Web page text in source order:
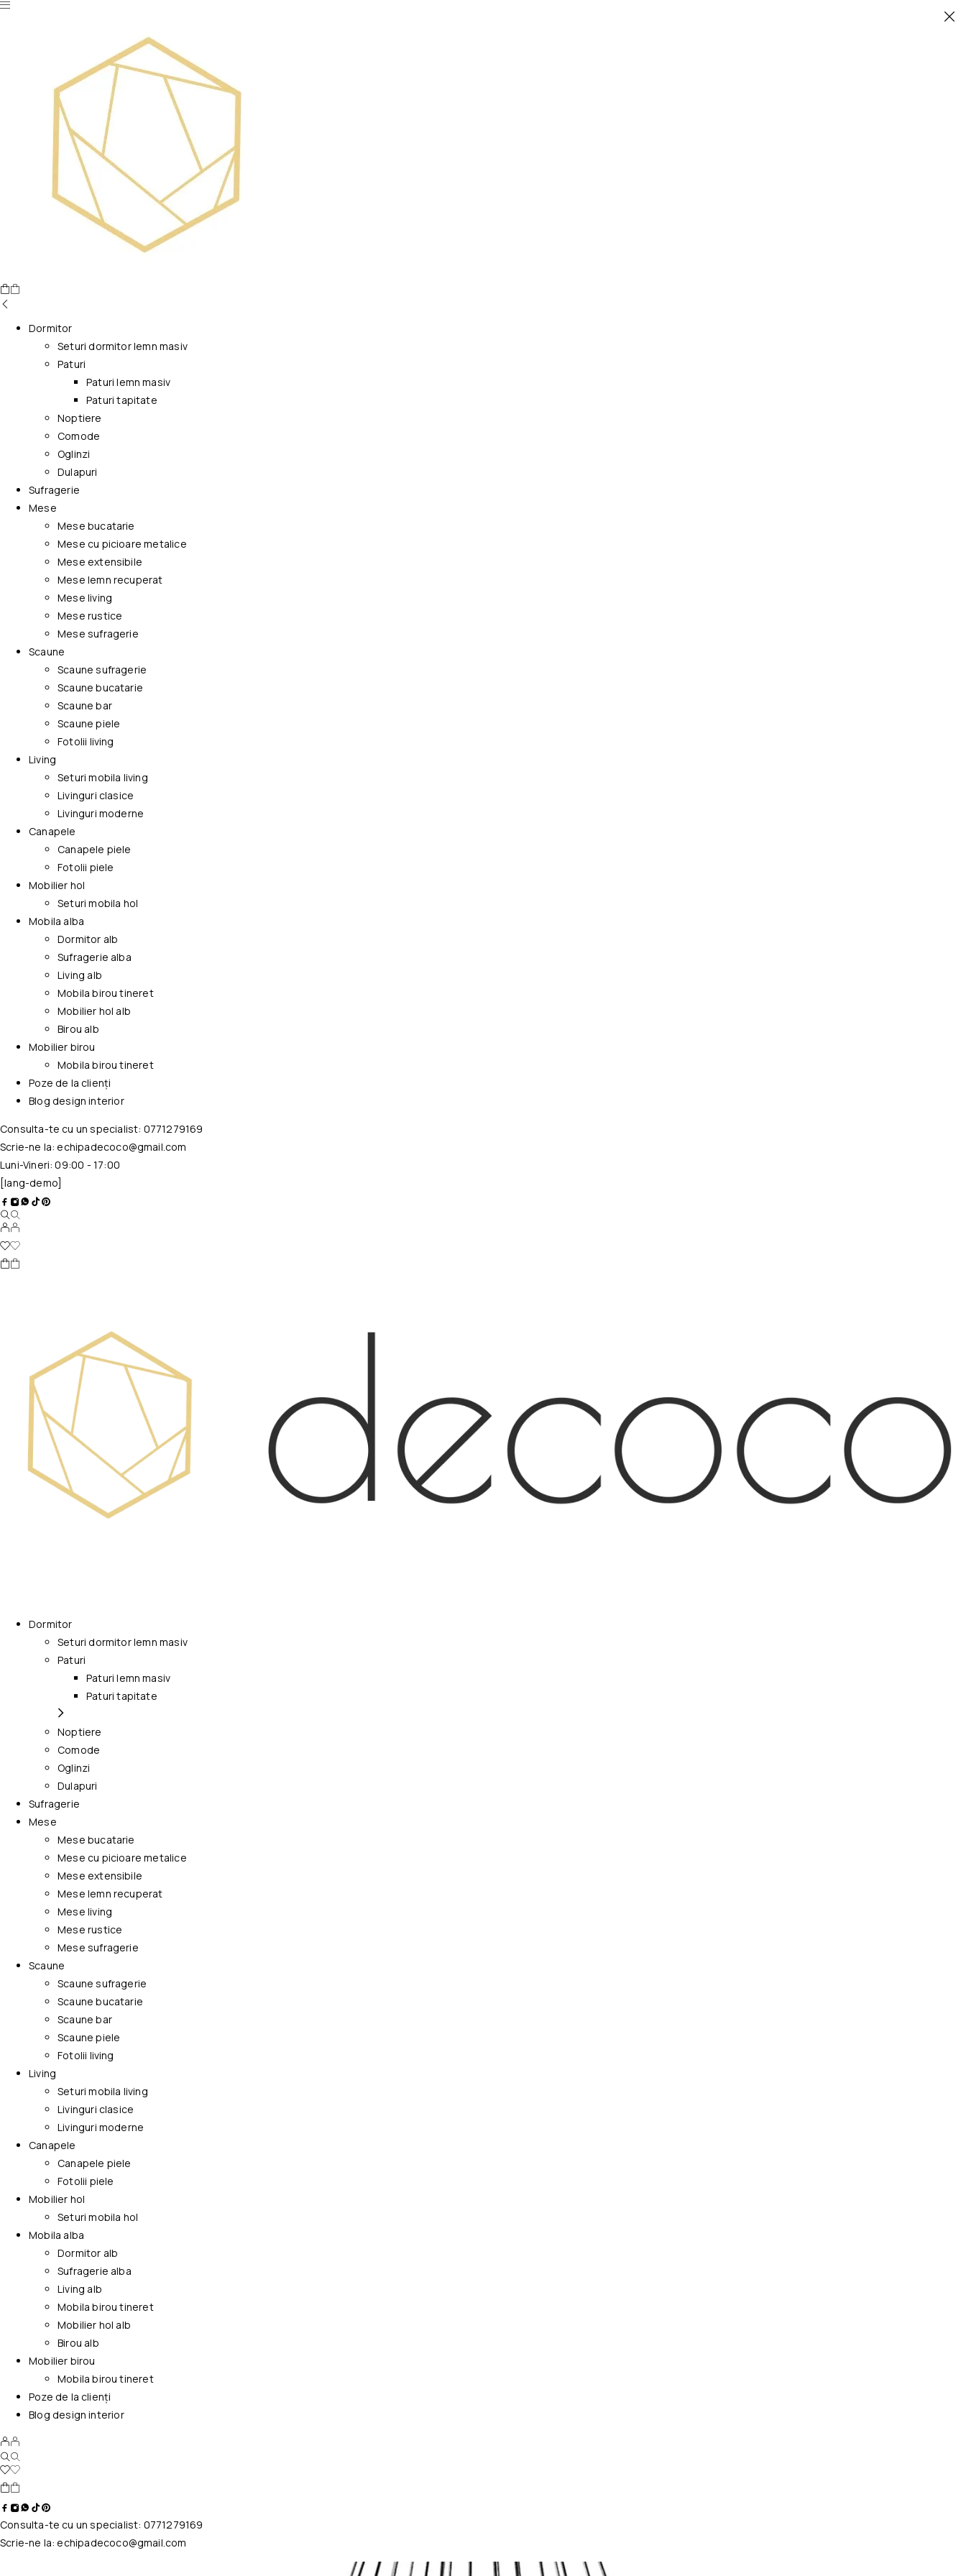
Dormitor
Seturi dormitor lemn masiv
Paturi
Paturi lemn masiv
Paturi tapitate
Noptiere
Comode
Oglinzi
Dulapuri
Sufragerie
Mese
Mese bucatarie
Mese cu picioare metalice
Mese extensibile
Mese lemn recuperat
Mese living
Mese rustice
Mese sufragerie
Scaune
Scaune sufragerie
Scaune bucatarie
Scaune bar
Scaune piele
Fotolii living
Living
Seturi mobila living
Livinguri clasice
Livinguri moderne
Canapele
Canapele piele
Fotolii piele
Mobilier hol
Seturi mobila hol
Mobila alba
Dormitor alb
Sufragerie alba
Living alb
Mobila birou tineret
Mobilier hol alb
Birou alb
Mobilier birou
Mobila birou tineret
Poze de la clienți
Blog design interior
Consulta-te cu un specialist: 0771279169
Scrie-ne la:echipadecoco@gmail.com
Luni-Vineri: 09:00 - 17:00
[lang-demo]
Dormitor
Seturi dormitor lemn masiv
Paturi
Paturi lemn masiv
Paturi tapitate
Noptiere
Comode
Oglinzi
Dulapuri
Sufragerie
Mese
Mese bucatarie
Mese cu picioare metalice
Mese extensibile
Mese lemn recuperat
Mese living
Mese rustice
Mese sufragerie
Scaune
Scaune sufragerie
Scaune bucatarie
Scaune bar
Scaune piele
Fotolii living
Living
Seturi mobila living
Livinguri clasice
Livinguri moderne
Canapele
Canapele piele
Fotolii piele
Mobilier hol
Seturi mobila hol
Mobila alba
Dormitor alb
Sufragerie alba
Living alb
Mobila birou tineret
Mobilier hol alb
Birou alb
Mobilier birou
Mobila birou tineret
Poze de la clienți
Blog design interior
Consulta-te cu un specialist: 0771279169
Scrie-ne la:echipadecoco@gmail.com